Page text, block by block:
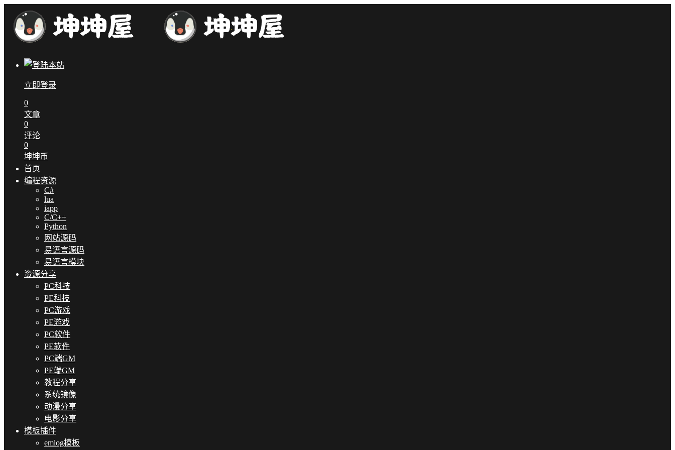
立即登录
0
文章
0
评论
0
坤坤币
首页
编程资源
C#
lua
iapp
C/C++
Python
网站源码
易语言源码
易语言模块
资源分享
PC科技
PE科技
PC游戏
PE游戏
PC软件
PE软件
PC端GM
PE端GM
教程分享
系统镜像
动漫分享
电影分享
模板插件
emlog模板